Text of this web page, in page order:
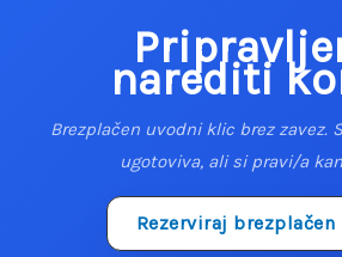
narediti
Brezplačen uvodni klic brez zavez.
ugotoviva, ali si pravi/a
Rezerviraj